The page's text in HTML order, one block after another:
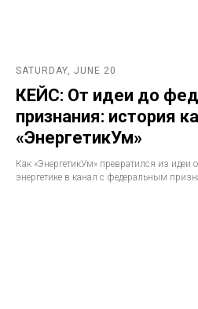
SATURDAY, JUNE 20
КЕЙС: От идеи до
признания: история
«ЭнергетикУм»
Как «ЭнергетикУм» превратился из идеи
энергетике в канал с федеральным